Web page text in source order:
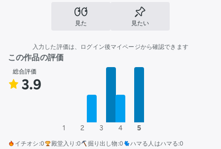
見た 見たい
入力した評価は、ログイン後マイページから確認できます
この作品の評価
総合評価
3.9
1 2 3 4 5
イチオシ :0 殿堂入り :0 掘り出し物 :0 ハマる人はハマる:0